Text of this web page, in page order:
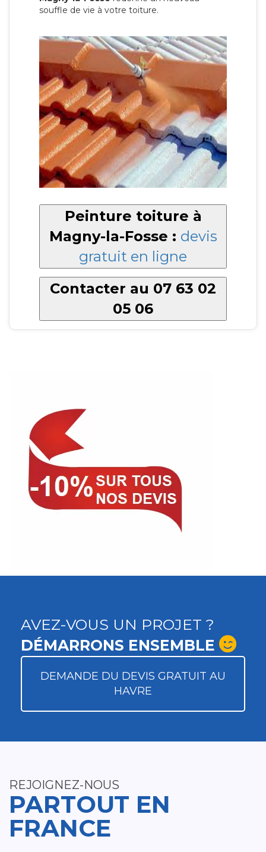
souffle de vie à votre toiture.
Peinture toiture à
Magny-la-Fosse : devis
gratuit en ligne
Contacter au 07 63 02
05 06
AVEZ-VOUS UN PROJET ?
DÉMARRONS ENSEMBLE
DEMANDE DU DEVIS GRATUIT AU
HAVRE
REJOIGNEZ-NOUS
PARTOUT EN
FRANCE